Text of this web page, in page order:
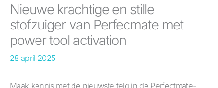
Nieuwe krachtige en stille
stofzuiger van Perfecmate met
power tool activation
28 april 2025
Maak kennis met de nieuwste telg in de Perfectmate-